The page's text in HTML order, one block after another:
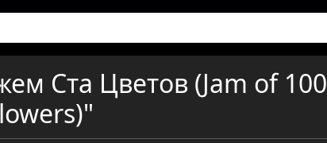
Ста Цветов (Jam of 100